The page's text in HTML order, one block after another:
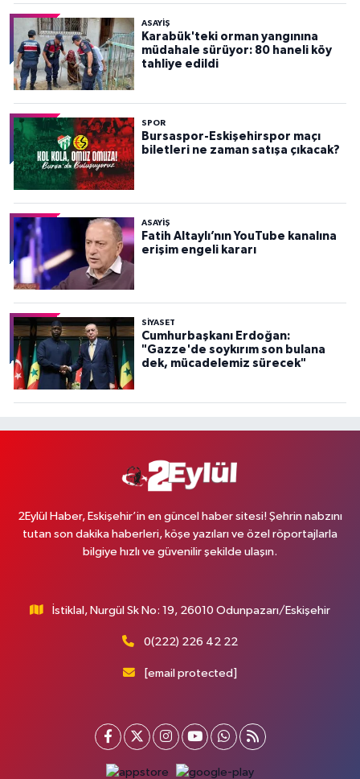
ASAYİŞ
Karabük'teki orman yangınına
müdahale sürüyor: 80 haneli köy
tahliye edildi
SPOR
Bursaspor-Eskişehirspor maçı
biletleri ne zaman satışa çıkacak?
ASAYİŞ
Fatih Altaylı’nın YouTube kanalına
erişim engeli kararı
SİYASET
Cumhurbaşkanı Erdoğan:
"Gazze'de soykırım son bulana
dek, mücadelemiz sürecek"
2Eylül Haber, Eskişehir’in en güncel haber sitesi! Şehrin nabzını
tutan son dakika haberleri, köşe yazıları ve özel röportajlarla
bilgiye hızlı ve güvenilir şekilde ulaşın.
İstiklal, Nurgül Sk No: 19, 26010 Odunpazarı/Eskişehir
0(222) 226 42 22
[email protected]